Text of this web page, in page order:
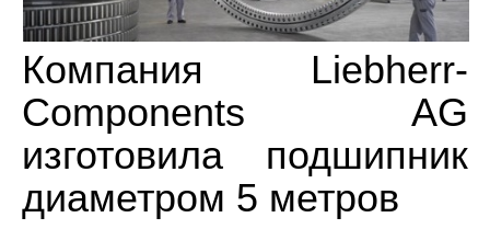
Компания Liebherr-
Components AG
изготовила подшипник
диаметром 5 метров